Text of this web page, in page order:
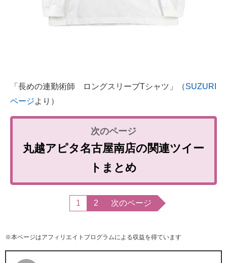
「長めの連勤術師 ロングスリーブTシャツ」（SUZURI
ページより）
丸越アピタ名古屋南店の関連ツイー
トまとめ
1 2 次のページ
※本ページはアフィリエイトプログラムによる収益を得ています